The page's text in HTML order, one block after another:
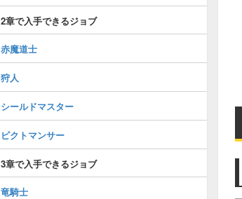
2章で入手できるジョブ
赤魔道士
狩人
シールドマスター
ピクトマンサー
3章で入手できるジョブ
竜騎士